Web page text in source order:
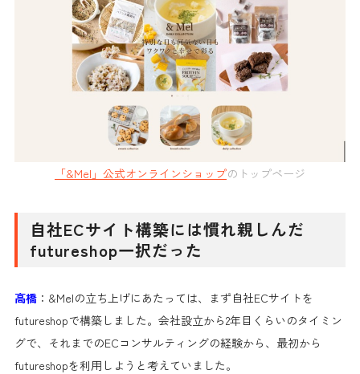
「&Mel」公式オンラインショップのトップページ
自社ECサイト構築には慣れ親しんだ
futureshop一択だった
高橋：&Melの立ち上げにあたっては、まず自社ECサイトを
futureshopで構築しました。会社設立から2年目くらいのタイミン
グで、それまでのECコンサルティングの経験から、最初から
futureshopを利用しようと考えていました。